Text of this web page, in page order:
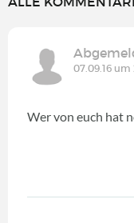
07.09.16 um
Wer von euch hat